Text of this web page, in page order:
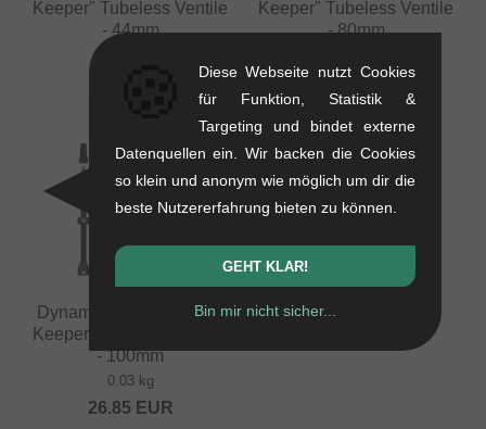
Keeper" Tubeless Ventile
- 44mm
Keeper" Tubeless Ventile
- 80mm
25.17 EUR
Dynamic Bike Care "Bar
Keeper" Tubeless Ventile
- 100mm
0.03 kg
26.85 EUR
Diese Webseite nutzt Cookies
für Funktion, Statistik &
Targeting und bindet externe
Datenquellen ein. Wir backen die Cookies
so klein und anonym wie möglich um dir die
beste Nutzererfahrung bieten zu können.
GEHT KLAR!
Bin mir nicht sicher...